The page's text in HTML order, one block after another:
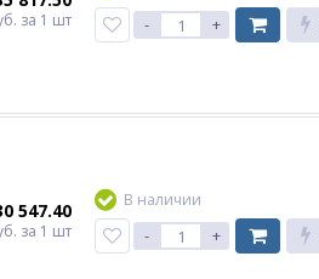
за 1 шт - +
547.40
за 1 шт
В наличии
- +